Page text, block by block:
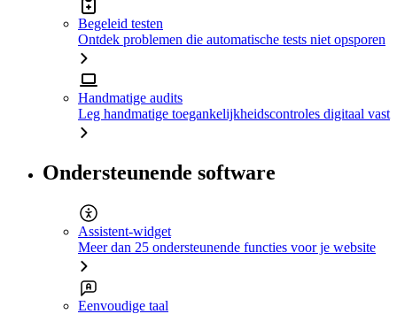
Begeleid testen
Ontdek problemen die automatische tests niet opsporen
Handmatige audits
Leg handmatige toegankelijkheidscontroles digitaal vast
Ondersteunende software
Assistent-widget
Meer dan 25 ondersteunende functies voor je website
Eenvoudige taal